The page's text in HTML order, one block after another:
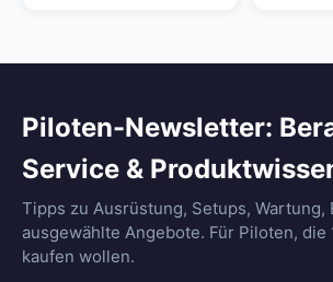
Piloten-Newsletter:
Service &
Tipps zu Ausrüstung, Setups, Wartung,
ausgewählte Angebote. Für Piloten, die
kaufen wollen.